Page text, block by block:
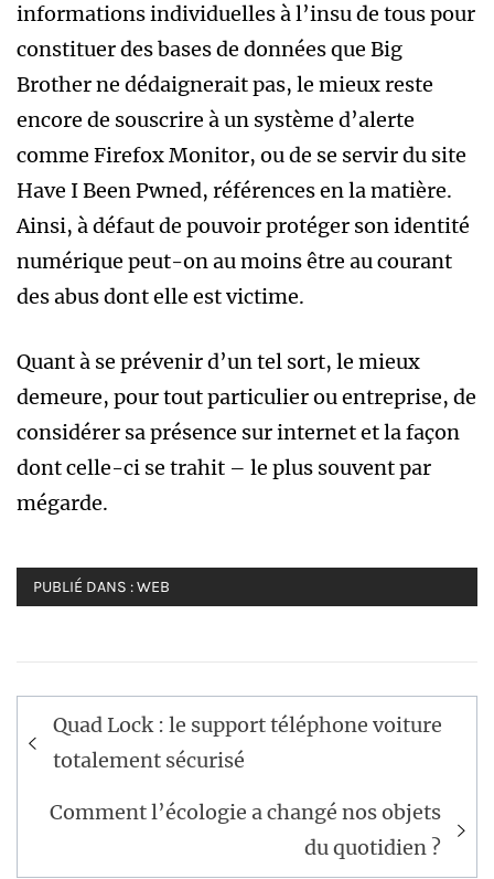
informations individuelles à l’insu de tous pour
constituer des bases de données que Big
Brother ne dédaignerait pas, le mieux reste
encore de souscrire à un système d’alerte
comme Firefox Monitor, ou de se servir du site
Have I Been Pwned, références en la matière.
Ainsi, à défaut de pouvoir protéger son identité
numérique peut-on au moins être au courant
des abus dont elle est victime.
Quant à se prévenir d’un tel sort, le mieux
demeure, pour tout particulier ou entreprise, de
considérer sa présence sur internet et la façon
dont celle-ci se trahit – le plus souvent par
mégarde.
PUBLIÉ DANS :WEB
Navigation
de
Quad Lock : le support téléphone voiture
totalement sécurisé
Comment l’écologie a changé nos objets
du quotidien ?